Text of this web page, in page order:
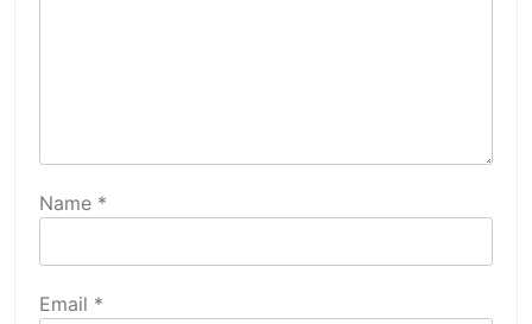
Name *
Email *